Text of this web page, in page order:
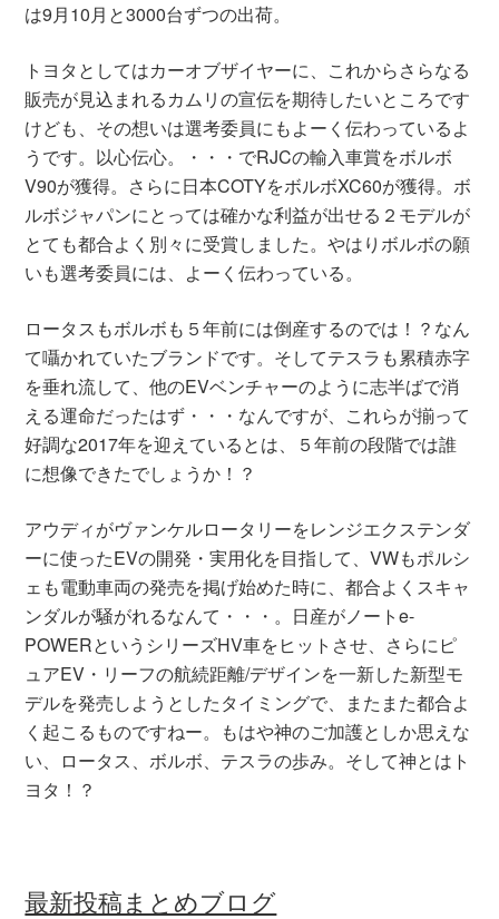
は9月10月と3000台ずつの出荷。
トヨタとしてはカーオブザイヤーに、これからさらなる
販売が見込まれるカムリの宣伝を期待したいところです
けども、その想いは選考委員にもよーく伝わっているよ
うです。以心伝心。・・・でRJCの輸入車賞をボルボ
V90が獲得。さらに日本COTYをボルボXC60が獲得。ボ
ルボジャパンにとっては確かな利益が出せる２モデルが
とても都合よく別々に受賞しました。やはりボルボの願
いも選考委員には、よーく伝わっている。
ロータスもボルボも５年前には倒産するのでは！？なん
て囁かれていたブランドです。そしてテスラも累積赤字
を垂れ流して、他のEVベンチャーのように志半ばで消
える運命だったはず・・・なんですが、これらが揃って
好調な2017年を迎えているとは、５年前の段階では誰
に想像できたでしょうか！？
アウディがヴァンケルロータリーをレンジエクステンダ
ーに使ったEVの開発・実用化を目指して、VWもポルシ
ェも電動車両の発売を掲げ始めた時に、都合よくスキャ
ンダルが騒がれるなんて・・・。日産がノートe-
POWERというシリーズHV車をヒットさせ、さらにピ
ュアEV・リーフの航続距離/デザインを一新した新型モ
デルを発売しようとしたタイミングで、またまた都合よ
く起こるものですねー。もはや神のご加護としか思えな
い、ロータス、ボルボ、テスラの歩み。そして神とはト
ヨタ！？
最新投稿まとめブログ